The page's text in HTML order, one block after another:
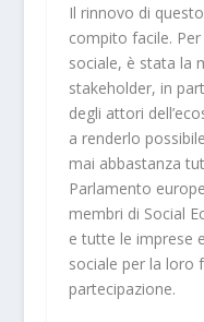
Il rinnovo di
compito facile.
sociale, è stata la
stakeholder, in
degli attori
a renderlo
mai abbastanza
Parlamento
membri di Social
e tutte le imprese
sociale per la loro
partecipazione.